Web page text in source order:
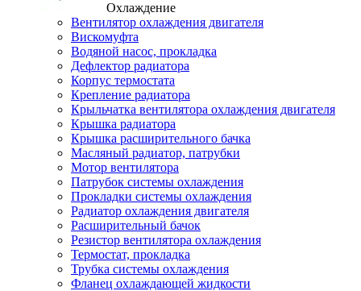
Охлаждение
Вентилятор охлаждения двигателя
Вискомуфта
Водяной насос, прокладка
Дефлектор радиатора
Корпус термостата
Крепление радиатора
Крыльчатка вентилятора охлаждения двигателя
Крышка радиатора
Крышка расширительного бачка
Масляный радиатор, патрубки
Мотор вентилятора
Патрубок системы охлаждения
Прокладки системы охлаждения
Радиатор охлаждения двигателя
Расширительный бачок
Резистор вентилятора охлаждения
Термостат, прокладка
Трубка системы охлаждения
Фланец охлаждающей жидкости